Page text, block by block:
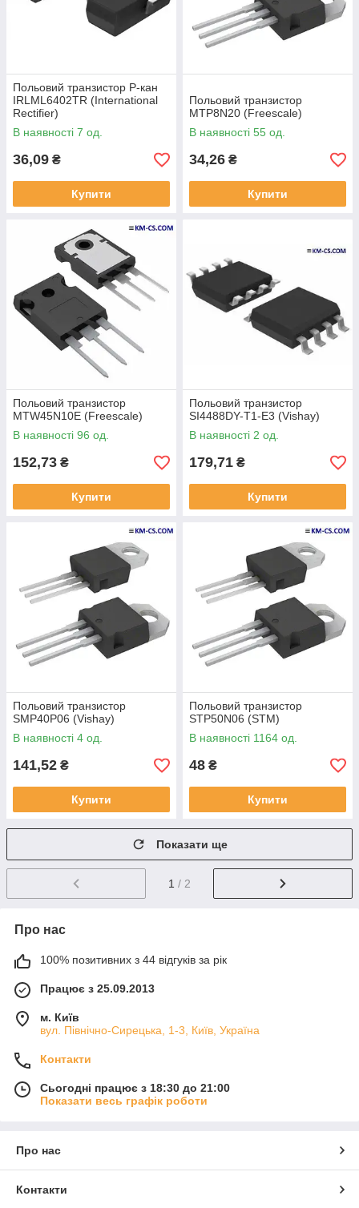
Польовий транзистор P-кан
IRLML6402TR (International
Rectifier)
В наявності 7 од.
36,09 ₴
Купити
Польовий транзистор
MTP8N20 (Freescale)
В наявності 55 од.
34,26 ₴
Купити
Польовий транзистор
MTW45N10E (Freescale)
В наявності 96 од.
152,73 ₴
Купити
Польовий транзистор
SI4488DY-T1-E3 (Vishay)
В наявності 2 од.
179,71 ₴
Купити
Польовий транзистор
SMP40P06 (Vishay)
В наявності 4 од.
141,52 ₴
Купити
Польовий транзистор
STP50N06 (STM)
В наявності 1164 од.
48 ₴
Купити
Показати ще
1 / 2
Про нас
100% позитивних з 44 відгуків за рік
Працює з 25.09.2013
м. Київ
вул. Північно-Сирецька, 1-3, Київ, Україна
Контакти
Сьогодні працює з 18:30 до 21:00
Показати весь графік роботи
Про нас
Контакти